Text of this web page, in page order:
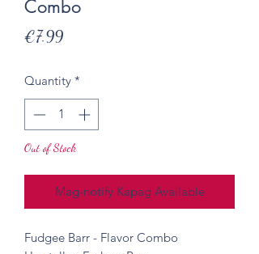
Combo
€7.99Presyo
Quantity *
Out of Stock
Mag-notify Kapag Available
Fudgee Barr - Flavor Combo